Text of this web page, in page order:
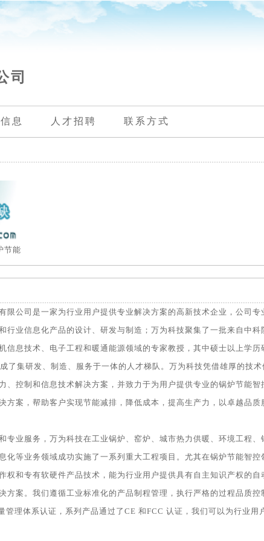
司
息 人才招聘 联系方式
节能
限公司是一家为行业用户提供专业解决方案的高新技术企业，公司专
行业信息化产品的设计、研发与制造；万为科技聚集了一批来自中科
信息技术、电子工程和暖通能源领域的专家教授，其中硕士以上学历
了集研发、制造、服务于一体的人才梯队。万为科技凭借雄厚的技
、控制和信息技术解决方案，并致力于为用户提供专业的锅炉节能智
方案，帮助客户实现节能减排，降低成本，提高生产力，以卓越品质
专业服务，万为科技在工业锅炉、窑炉、城市热力供暖、环境工程、
化等业务领域成功实施了一系列重大工程项目。尤其在锅炉节能智控
权和专有软硬件产品技术，能为行业用户提供具有自主知识产权的自
方案。我们遵循工业标准化的产品制程管理，执行严格的过程品质控
管理体系认证，系列产品通过了CE 和FCC 认证，我们可以为行业用